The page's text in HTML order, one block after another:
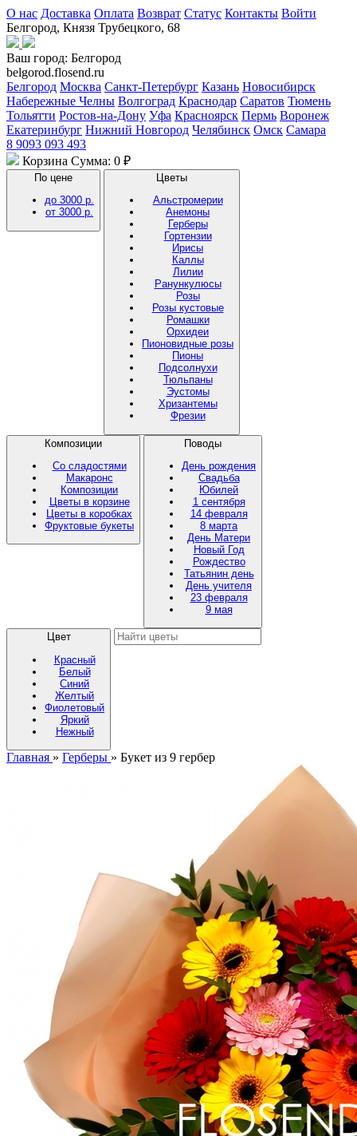
О нас Доставка Оплата Возврат Статус Контакты Войти
Белгород, Князя Трубецкого, 68
Ваш город: Белгород
belgorod.flosend.ru
Белгород Москва Санкт-Петербург Казань Новосибирск
Набережные Челны Волгоград Краснодар Саратов Тюмень
Тольятти Ростов-на-Дону Уфа Красноярск Пермь Воронеж
Екатеринбург Нижний Новгород Челябинск Омск Самара
8 9093 093 493
Корзина Сумма: 0 ₽
По цене
до 3000 р.
от 3000 р.
Цветы
Альстромерии
Анемоны
Герберы
Гортензии
Ирисы
Каллы
Лилии
Ранункулюсы
Розы
Розы кустовые
Ромашки
Орхидеи
Пионовидные розы
Пионы
Подсолнухи
Тюльпаны
Эустомы
Хризантемы
Фрезии
Композиции
Со сладостями
Макаронс
Композиции
Цветы в корзине
Цветы в коробках
Фруктовые букеты
Поводы
День рождения
Свадьба
Юбилей
1 сентября
14 февраля
8 марта
День Матери
Новый Год
Рождество
Татьянин день
День учителя
23 февраля
9 мая
Цвет
Красный
Белый
Синий
Желтый
Фиолетовый
Яркий
Нежный
Главная » Герберы » Букет из 9 гербер